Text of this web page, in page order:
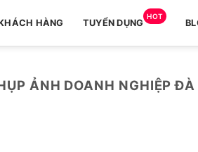
HÀNG TUYỂN DỤNG
HOT
ẢNH DOANH NGHIỆP